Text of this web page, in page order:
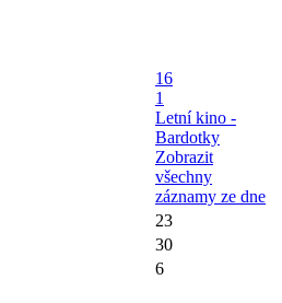
16
1
Letní kino -
Bardotky
Zobrazit
všechny
záznamy ze dne
23
30
6